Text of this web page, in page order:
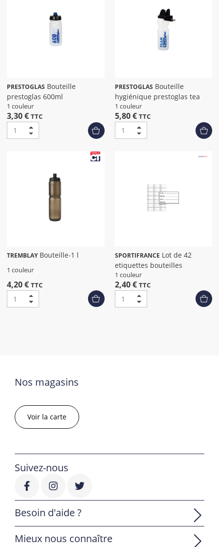
PRESTOGLAS
prestoglas 600ml
1 couleur
3,30 € TTC
PRESTOGLAS
hygiénique prestoglas tea
1 couleur
5,80 € TTC
TREMBLAY Bouteille-1 l
1 couleur
4,20 € TTC
SPORTIFRANCE
etiquettes bouteilles
1 couleur
2,40 € TTC
Nos magasins
Voir la carte
Suivez-nous
Besoin d'aide ?
Mieux nous connaître